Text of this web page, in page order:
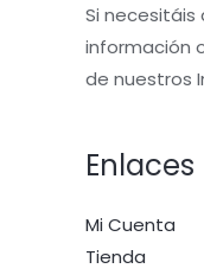
Si
información
de nuestros
Mi Cuenta
Tienda